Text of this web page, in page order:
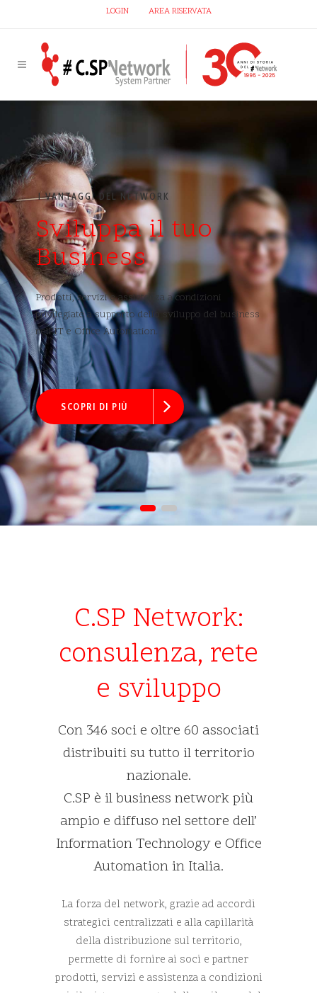
LOGIN AREA RISERVATA
Sviluppa il tuo
Business
I VANTAGGI DEL NETWORK
Prodotti, servizi e assistenza a condizioni
privilegiate a supporto dello sviluppo del business
nell’IT e Office Automation.
SCOPRI DI PIÙ
C.SP Network:
consulenza, rete
e sviluppo
Con 346 soci e oltre 60 associati
distribuiti su tutto il territorio
nazionale.
C.SP è il business network più
ampio e diffuso nel settore dell’
Information Technology e Office
Automation in Italia.
La forza del network, grazie ad accordi
strategici centralizzati e alla capillarità
della distribuzione sul territorio,
permette di fornire ai soci e partner
prodotti, servizi e assistenza a condizioni